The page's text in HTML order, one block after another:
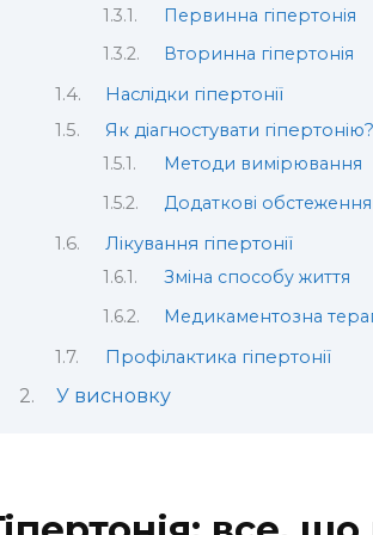
Первинна гіпертонія
Вторинна гіпертонія
Наслідки гіпертонії
Як діагностувати гіпертонію?
Методи вимірювання
Додаткові обстеження
Лікування гіпертонії
Зміна способу життя
Медикаментозна
Профілактика гіпертонії
У висновку